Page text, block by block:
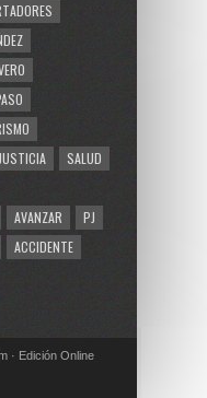
JUSTICIA
SALUD
AVANZAR
PJ
ACCIDENTE
· Edición Online